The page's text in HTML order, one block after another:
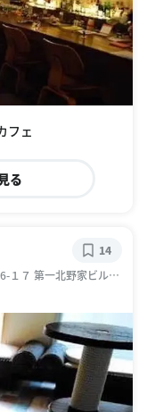
フェ
る
１７ 第一北野家ビル
14